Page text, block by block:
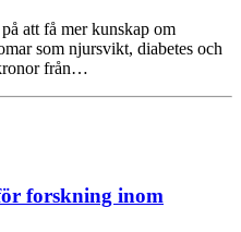
att få mer kunskap om
som njursvikt, diabetes och
från…
forskning inom